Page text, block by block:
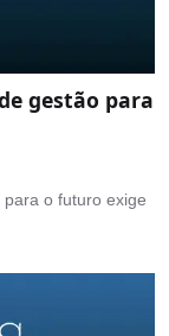
gestão para
o futuro exige